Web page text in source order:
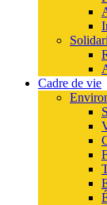
Cadre de vie